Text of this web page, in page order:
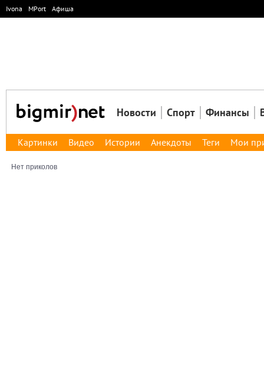
Ivona MPort Афиша
Новости Спорт Финансы
Картинки Видео Истории Анекдоты Теги Мои
Нет приколов